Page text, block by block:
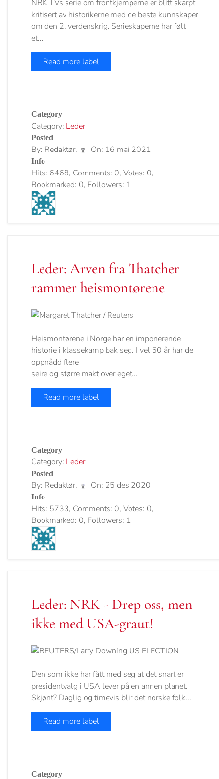
NRK TVs serie om frontkjemperne er blitt skarpt
kritisert av historikerne med de beste kunnskaper
om den 2. verdenskrig. Serieskaperne har følt
et...
Read more label
Category
Category: Leder
Posted
By: Redaktør, , On: 16 mai 2021
Info
Hits: 6468, Comments: 0, Votes: 0,
Bookmarked: 0, Followers: 1
Leder: Arven fra Thatcher
rammer heismontørene
Heismontørene i Norge har en imponerende
historie i klassekamp bak seg. I vel 50 år har de
oppnådd flere
seire og større makt over eget...
Read more label
Category
Category: Leder
Posted
By: Redaktør, , On: 25 des 2020
Info
Hits: 5733, Comments: 0, Votes: 0,
Bookmarked: 0, Followers: 1
Leder: NRK - Drep oss, men
ikke med USA-graut!
Den som ikke har fått med seg at det snart er
presidentvalg i USA lever på en annen planet.
Skjønt? Daglig og timevis blir det norske folk...
Read more label
Category